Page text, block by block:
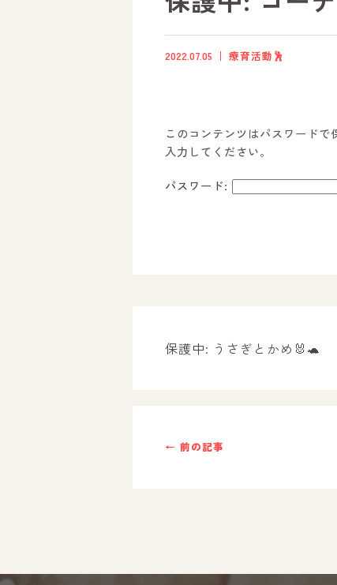
活動内容
社内行事
2022.07.05 療育活動🕺
このコンテンツはパスワード
入力してください。
パスワード:
保護中: うさぎとかめ🐰🐢
← 前の記事